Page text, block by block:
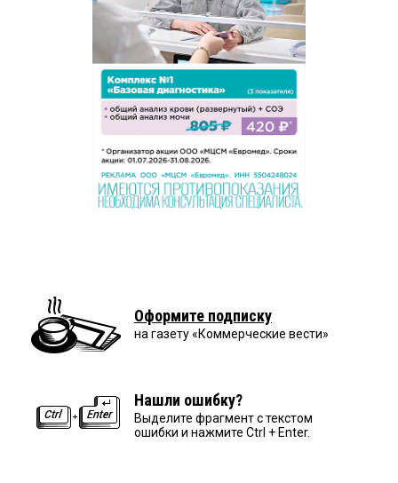
Оформите подписку
на газету «Коммерческие вести»
Нашли ошибку?
Выделите фрагмент с текстом
ошибки и нажмите Ctrl + Enter.